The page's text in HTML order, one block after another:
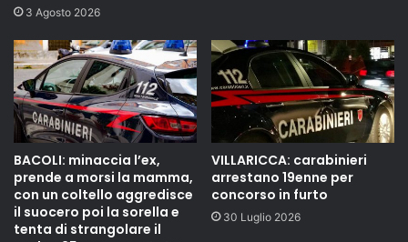
3 Agosto 2026
BACOLI: minaccia l’ex,
prende a morsi la mamma,
con un coltello aggredisce
il suocero poi la sorella e
tenta di strangolare il
VILLARICCA: carabinieri
arrestano 19enne per
concorso in furto
30 Luglio 2026